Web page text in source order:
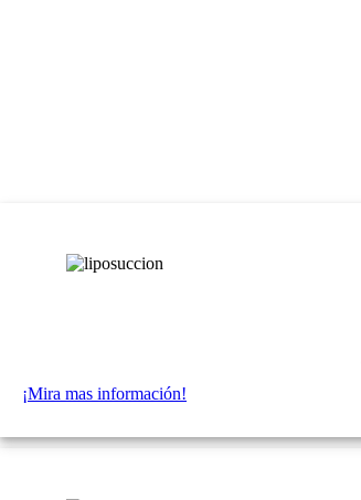
¡Mira mas información!